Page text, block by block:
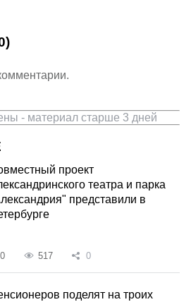
- материал старше 3 дней
проект
театра и парка
представили в
0 517 0
поделят на троих